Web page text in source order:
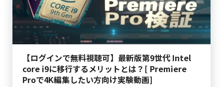
【ログインで無料視聴可】最新版第9世代 Intel
core i9に移行するメリットとは？[ Premiere
Proで4K編集したい方向け実験動画]